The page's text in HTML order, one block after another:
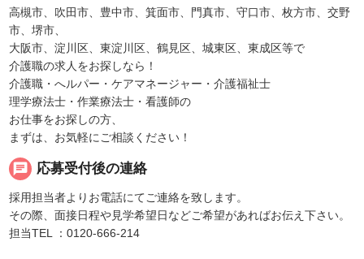
高槻市、吹田市、豊中市、箕面市、門真市、守口市、枚方市、交野
市、堺市、
大阪市、淀川区、東淀川区、鶴見区、城東区、東成区等で
介護職の求人をお探しなら！
介護職・へルパー・ケアマネージャー・介護福祉士
理学療法士・作業療法士・看護師の
お仕事をお探しの方、
まずは、お気軽にご相談ください！
chat 応募受付後の連絡
採用担当者よりお電話にてご連絡を致します。
その際、面接日程や見学希望日などご希望があればお伝え下さい。
担当TEL ：0120-666-214